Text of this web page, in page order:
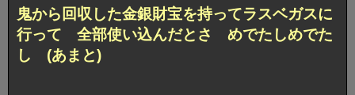
鬼から回収した金銀財宝を持ってラスベガスに
行って 全部使い込んだとさ めでたしめでた
し (あまと)